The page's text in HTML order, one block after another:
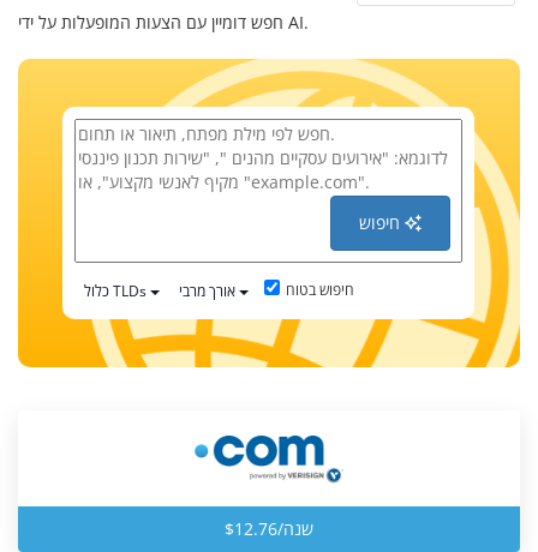
חפש דומיין עם הצעות המופעלות על ידי AI.
חיפוש
כלול TLDs אורך מרבי חיפוש בטוח
$12.76/שנה